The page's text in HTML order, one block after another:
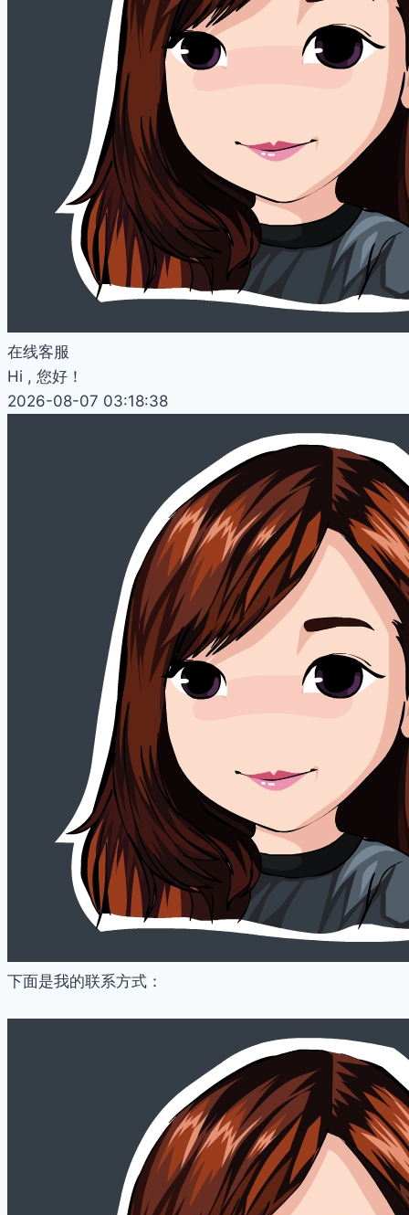
在线客服
Hi , 您好！
2026-08-07 03:18:38
下面是我的联系方式：